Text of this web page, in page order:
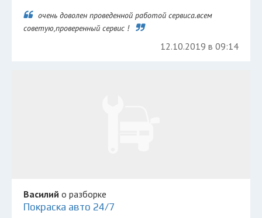
очень доволен проведенной работой сервиса.всем
советую,проверенный сервис !
12.10.2019 в 09:14
Василий о разборке
Покраска авто 24/7